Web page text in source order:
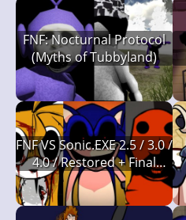
FNF: Nocturnal Protocol
(Myths of Tubbyland)
FNF VS Sonic.EXE 2.5 / 3.0 /
4.0 / Restored + Final
Escape